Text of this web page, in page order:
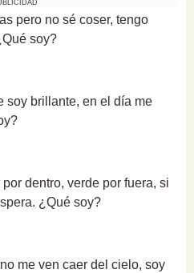
pero no sé coser, tengo
soy?
soy brillante, en el día me
dentro, verde por fuera, si
¿Qué soy?
me ven caer del cielo, soy